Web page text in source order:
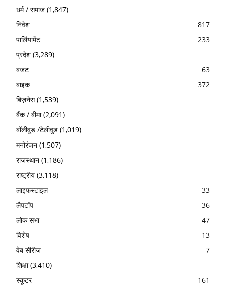
धर्म / समाज (1,847)
निवेश
817
पार्लियामेंट
233
प्रदेश(3,289)
बजट
63
बाइक
372
बिज़नेस(1,539)
बैंक / बीमा(2,091)
बॉलीवुड /टेलीवुड (1,019)
मनोरंजन (1,507)
राजस्थान (1,186)
राष्ट्रीय (3,118)
लाइफस्टाइल
33
लैपटॉप
36
लोक सभा
47
विशेष
13
वेब सीरीज
7
शिक्षा(3,410)
स्कूटर
161